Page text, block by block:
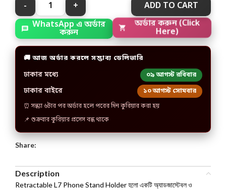
ADD TO CART
WhatsApp এ অর্ডার
করুন
অর্ডার করুন (Click
Here)
🚚 আজ অর্ডার করলে সম্ভাব্য ডেলিভারি
ঢাকার মধ্যে ০৯ আগস্ট রবিবার
ঢাকার বাইরে ১০ আগস্ট সোমবার
⏰ সন্ধ্যা ৬টার পর অর্ডার হলে পরের দিন কুরিয়ার করা হয়
📌 শুক্রবার কুরিয়ার প্রসেস বন্ধ থাকে
Share:
Description
Retractable L7 Phone Stand Holder হলো একটি অ্যাডজাস্টেবল ও